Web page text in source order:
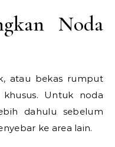
Noda
atau bekas rumput
Untuk noda
dahulu sebelum
ke area lain.